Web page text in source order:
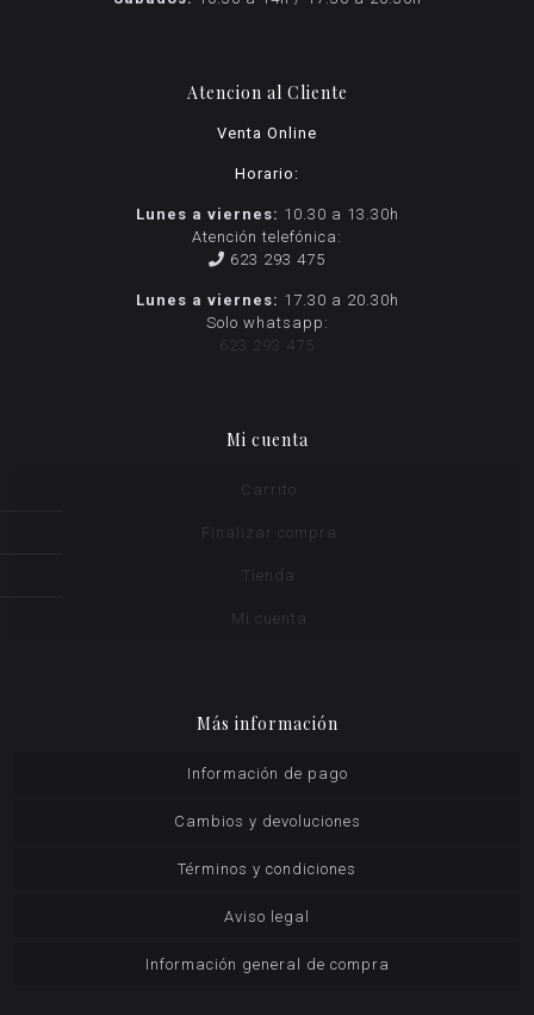
Atencion al Cliente
Venta Online
Horario:
Lunes a viernes: 10.30 a 13.30h
Atención telefónica:
623 293 475
Lunes a viernes: 17.30 a 20.30h
Solo whatsapp:
623 293 475
Mi cuenta
Carrito
Finalizar compra
Tienda
Mi cuenta
Más información
Información de pago
Cambios y devoluciones
Términos y condiciones
Aviso legal
Información general de compra